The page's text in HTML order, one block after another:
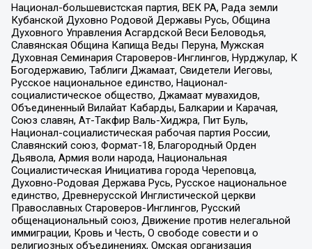
Национал-большевистская партия, ВЕК РА, Рада земли
Кубанской Духовно Родовой Державы Русь, Община
Духовного Управления Асгардской Веси Беловодья,
Славянская Община Капища Веды Перуна, Мужская
Духовная Семинария Староверов-Инглингов, Нурджулар, К
Богодержавию, Таблиги Джамаат, Свидетели Иеговы,
Русское национальное единство, Национал-
социалистическое общество, Джамаат мувахидов,
Объединенный Вилайат Кабарды, Балкарии и Карачая,
Союз славян, Ат-Такфир Валь-Хиджра, Пит Буль,
Национал-социалистическая рабочая партия России,
Славянский союз, Формат-18, Благородный Орден
Дьявола, Армия воли народа, Национальная
Социалистическая Инициатива города Череповца,
Духовно-Родовая Держава Русь, Русское национальное
единство, Древнерусской Инглистической церкви
Православных Староверов-Инглингов, Русский
общенациональный союз, Движение против нелегальной
иммиграции, Кровь и Честь, О свободе совести и о
религиозных объединениях, Омская организация